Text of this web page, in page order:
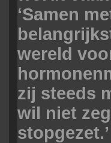
‘Samen
wereld
zij steeds
wil niet
stopgezet.’